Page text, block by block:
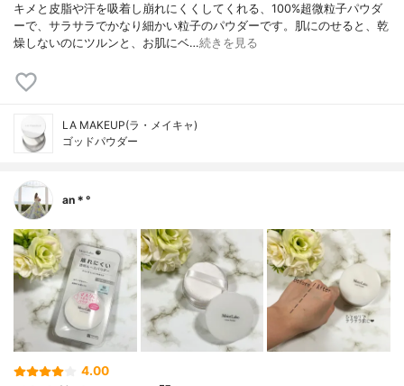
キメと皮脂や汗を吸着し崩れにくくしてくれる、100%超微粒子パウダ
ーで、サラサラでかなり細かい粒子のパウダーです。肌にのせると、乾
燥しないのにツルンと、お肌にベ…続きを見る
LA MAKEUP(ラ・メイキャ)
ゴッドパウダー
an＊°
4.00